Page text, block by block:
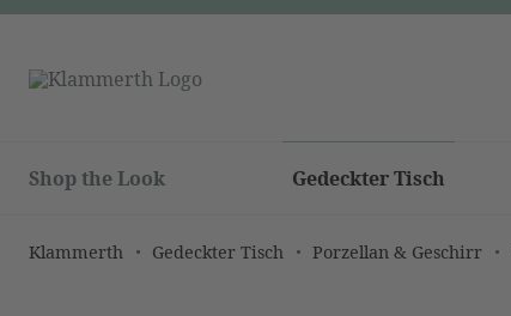
Shop the Look Gedeckter Tisch
Klammerth Gedeckter Tisch Porzellan & Geschirr